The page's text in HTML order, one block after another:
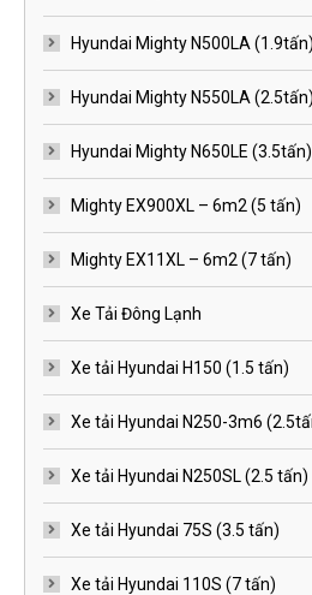
Hyundai Mighty N500LA (1.9tấn)
Hyundai Mighty N550LA (2.5tấn)
Hyundai Mighty N650LE (3.5tấn)
Mighty EX900XL – 6m2 (5 tấn)
Mighty EX11XL – 6m2 (7 tấn)
Xe Tải Đông Lạnh
Xe tải Hyundai H150 (1.5 tấn)
Xe tải Hyundai N250-3m6
Xe tải Hyundai N250SL (2.5 tấn)
Xe tải Hyundai 75S (3.5 tấn)
Xe tải Hyundai 110S (7 tấn)